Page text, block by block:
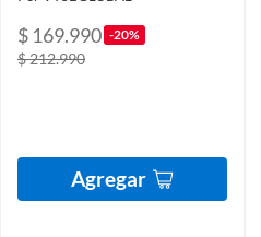
$ 169.990 -20%
$ 212.990
Agregar